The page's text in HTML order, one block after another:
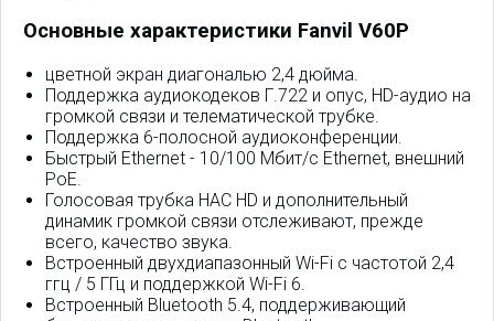
Основные характеристики Fanvil V60P
цветной экран диагональю 2,4 дюйма.
Поддержка аудиокодеков Г.722 и опус, HD-аудио на
громкой связи и телематической трубке.
Поддержка 6-полосной аудиоконференции.
Быстрый Ethernet - 10/100 Мбит/c Ethernet, внешний
PoE.
Голосовая трубка HAC HD и дополнительный
динамик громкой связи отслеживают, прежде
всего, качество звука.
Встроенный двухдиапазонный Wi-Fi с частотой 2,4
ггц / 5 ГГц и поддержкой Wi-Fi 6.
Встроенный Bluetooth 5.4, поддерживающий